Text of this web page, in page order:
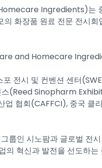
Ingredients)는
의 화장품 원료 전문 전시회
and Homecare
포 전시 및 컨벤션 센터
스(Reed Sinopharm
업 협회(CAFFCI), 중국 클
룹인 시노팜과 글로벌 전
의 혁신과 발전을 선도하